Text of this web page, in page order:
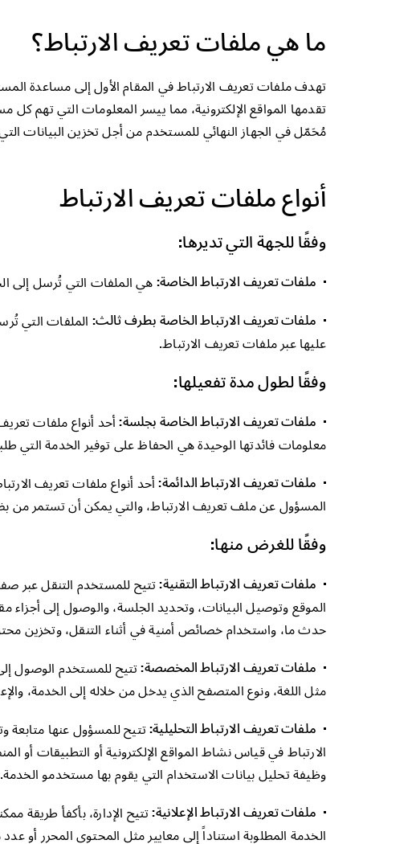
ما هي ملفات تعريف الارتباط؟
تهدف ملفات تعريف الارتباط في المقام الأول إلى مساعدة
تقدمها المواقع الإلكترونية، مما ييسر المعلومات التي
مُحَمّل في الجهاز النهائي للمستخدم من أجل تخزين البيانات
أنواع ملفات تعريف الارتباط
وفقًا للجهة التي تديرها:
ملفات تعريف الارتباط الخاصة: هي الملفات التي تُرسل إلى
ملفات تعريف الارتباط الخاصة بطرف ثالث: الملفات التي
عليها عبر ملفات تعريف الارتباط.
وفقًا لطول مدة تفعيلها:
ملفات تعريف الارتباط الخاصة بجلسة: أحد أنواع ملفات
معلومات فائدتها الوحيدة هي الحفاظ على توفير الخدمة التي
ملفات تعريف الارتباط الدائمة: أحد أنواع ملفات تعريف
المسؤول عن ملف تعريف الارتباط، والتي يمكن أن تستمر من
وفقًا للغرض منها:
ملفات تعريف الارتباط التقنية: تتيح للمستخدم التنقل عبر
الموقع وتوصيل البيانات، وتحديد الجلسة، والوصول إلى أجزاء
حدث ما، واستخدام خصائص أمنية في أثناء التنقل، وتخزين
ملفات تعريف الارتباط المخصصة: تتيح للمستخدم الوصول
مثل اللغة، ونوع المتصفح الذي يدخل من خلاله إلى الخدمة،
ملفات تعريف الارتباط التحليلية: تتيح للمسؤول عنها
الارتباط في قياس نشاط المواقع الإلكترونية أو التطبيقات
وظيفة تحليل بيانات الاستخدام التي يقوم بها مستخدمو الخدمة.
ملفات تعريف الارتباط الإعلانية: تتيح الإدارة، بأكفأ طريقة
الخدمة المطلوبة استناداً إلى معايير مثل المحتوى المحرر أو